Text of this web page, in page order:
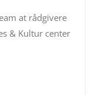
at rådgivere
& Kultur center